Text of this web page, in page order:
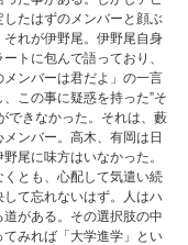
たはずのメンバーと顔ぶ
れが伊野尾。伊野尾自身
トに包んで語っており、
ンバーは君だよ」の一言
この事に疑惑を持った”そ
できなかった。それは、藪
ンバー。高木、有岡は日
尾に味方はいなかった。
とも、心配して気遣い続
て忘れないはず。人はハ
がある。その選択肢の中
みれば「大学進学」とい